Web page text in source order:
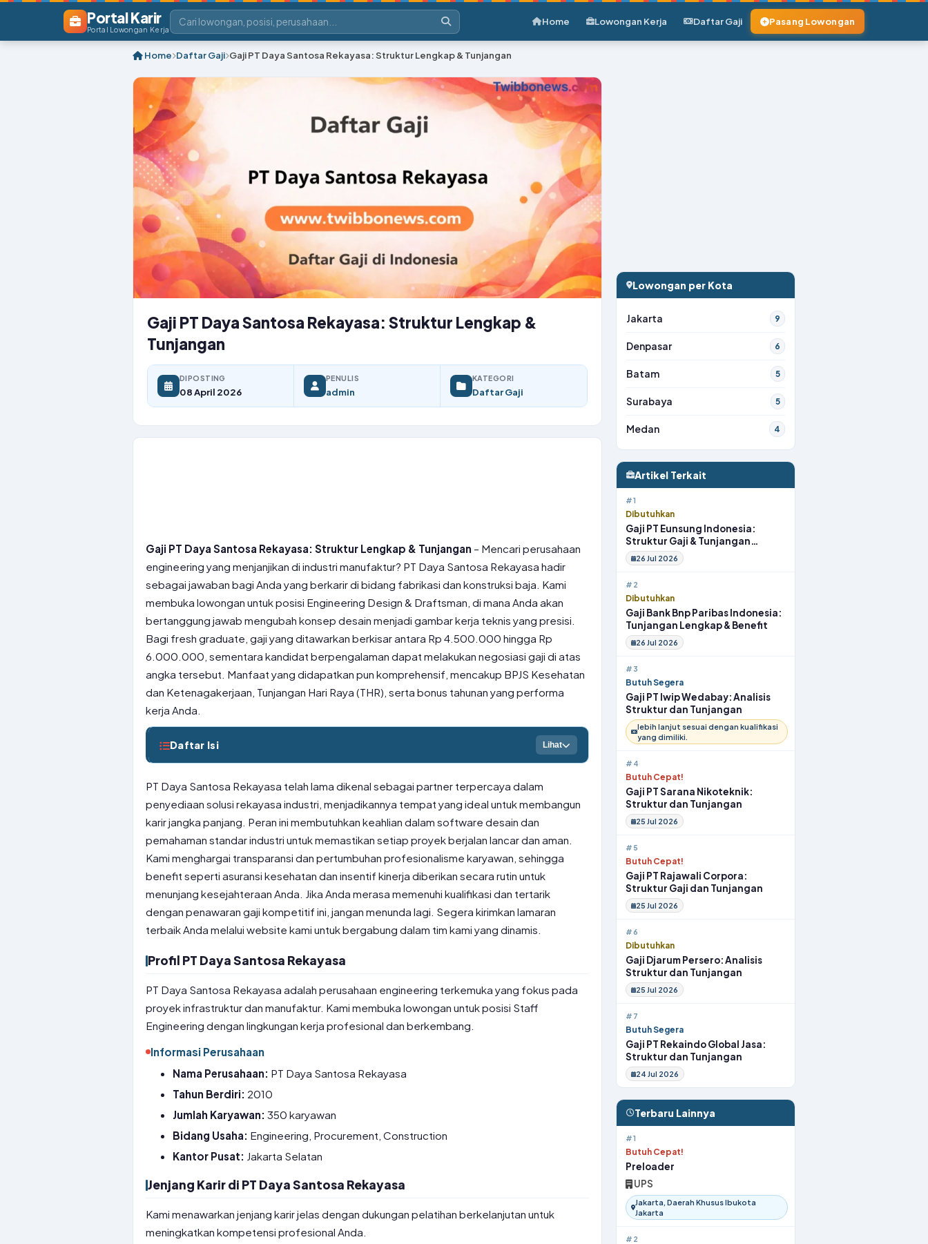
Portal Karir
Portal Lowongan Kerja
Home Lowongan Kerja Daftar Gaji Pasang Lowongan
Home Daftar Gaji Gaji PT Daya Santosa Rekayasa: Struktur Lengkap & Tunjangan
Gaji PT Daya Santosa Rekayasa: Struktur Lengkap &
Tunjangan
DIPOSTING
08 April 2026
PENULIS
admin
KATEGORI
Daftar Gaji
Gaji PT Daya Santosa Rekayasa: Struktur Lengkap & Tunjangan – Mencari perusahaan
engineering yang menjanjikan di industri manufaktur? PT Daya Santosa Rekayasa hadir
sebagai jawaban bagi Anda yang berkarir di bidang fabrikasi dan konstruksi baja. Kami
membuka lowongan untuk posisi Engineering Design & Draftsman, di mana Anda akan
bertanggung jawab mengubah konsep desain menjadi gambar kerja teknis yang presisi.
Bagi fresh graduate, gaji yang ditawarkan berkisar antara Rp 4.500.000 hingga Rp
6.000.000, sementara kandidat berpengalaman dapat melakukan negosiasi gaji di atas
angka tersebut. Manfaat yang didapatkan pun komprehensif, mencakup BPJS Kesehatan
dan Ketenagakerjaan, Tunjangan Hari Raya (THR), serta bonus tahunan yang performa
kerja Anda.
Daftar Isi Lihat
PT Daya Santosa Rekayasa telah lama dikenal sebagai partner terpercaya dalam
penyediaan solusi rekayasa industri, menjadikannya tempat yang ideal untuk membangun
karir jangka panjang. Peran ini membutuhkan keahlian dalam software desain dan
pemahaman standar industri untuk memastikan setiap proyek berjalan lancar dan aman.
Kami menghargai transparansi dan pertumbuhan profesionalisme karyawan, sehingga
benefit seperti asuransi kesehatan dan insentif kinerja diberikan secara rutin untuk
menunjang kesejahteraan Anda. Jika Anda merasa memenuhi kualifikasi dan tertarik
dengan penawaran gaji kompetitif ini, jangan menunda lagi. Segera kirimkan lamaran
terbaik Anda melalui website kami untuk bergabung dalam tim kami yang dinamis.
Profil PT Daya Santosa Rekayasa
PT Daya Santosa Rekayasa adalah perusahaan engineering terkemuka yang fokus pada
proyek infrastruktur dan manufaktur. Kami membuka lowongan untuk posisi Staff
Engineering dengan lingkungan kerja profesional dan berkembang.
Informasi Perusahaan
Nama Perusahaan: PT Daya Santosa Rekayasa
Tahun Berdiri: 2010
Jumlah Karyawan: 350 karyawan
Bidang Usaha: Engineering, Procurement, Construction
Kantor Pusat: Jakarta Selatan
Jenjang Karir di PT Daya Santosa Rekayasa
Kami menawarkan jenjang karir jelas dengan dukungan pelatihan berkelanjutan untuk
meningkatkan kompetensi profesional Anda.
Lowongan per Kota
Jakarta 9
Denpasar 6
Batam 5
Surabaya 5
Medan 4
Artikel Terkait
#1
Dibutuhkan
Gaji PT Eunsung Indonesia:
Struktur Gaji & Tunjangan
Lengkap
26 Jul 2026
#2
Dibutuhkan
Gaji Bank Bnp Paribas Indonesia:
Tunjangan Lengkap & Benefit
26 Jul 2026
#3
Butuh Segera
Gaji PT Iwip Wedabay: Analisis
Struktur dan Tunjangan
lebih lanjut sesuai dengan kualifikasi
yang dimiliki.
#4
Butuh Cepat!
Gaji PT Sarana Nikoteknik:
Struktur dan Tunjangan
25 Jul 2026
#5
Butuh Cepat!
Gaji PT Rajawali Corpora:
Struktur Gaji dan Tunjangan
25 Jul 2026
#6
Dibutuhkan
Gaji Djarum Persero: Analisis
Struktur dan Tunjangan
25 Jul 2026
#7
Butuh Segera
Gaji PT Rekaindo Global Jasa:
Struktur dan Tunjangan
24 Jul 2026
Terbaru Lainnya
#1
Butuh Cepat!
Preloader
UPS
Jakarta, Daerah Khusus Ibukota
Jakarta
#2